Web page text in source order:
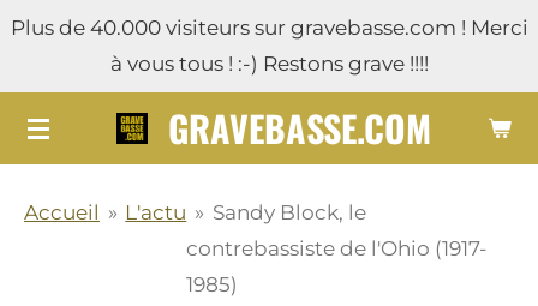
Passer
contenu
principal
GRAVEBASSE.COM
Plus de 40.000 visiteurs sur gravebasse.com ! Merci
à vous tous ! :-) Restons grave !!!!
Accueil » L'actu » Sandy Block, le
contrebassiste de l'Ohio (1917-
1985)